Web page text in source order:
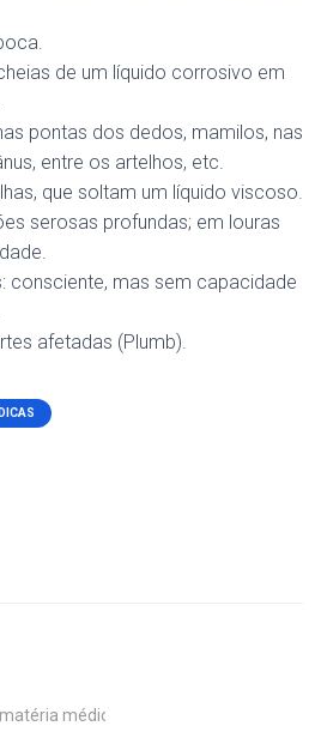
de um líquido corrosivo em
pontas dos dedos, mamilos, nas
entre os artelhos, etc.
que soltam um líquido viscoso.
serosas profundas; em louras
consciente, mas sem capacidade
afetadas (Plumb).